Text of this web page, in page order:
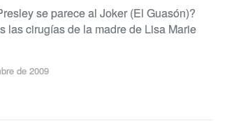
se parece al Joker (El Guasón)?
las cirugías de la madre de Lisa Marie
de 2009